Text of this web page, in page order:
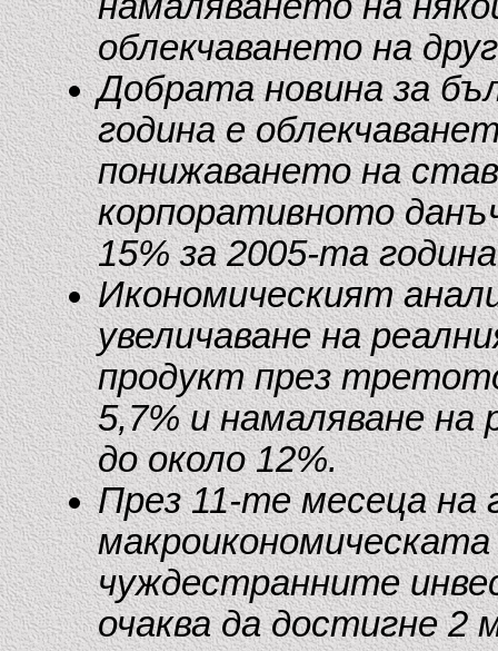
облекчаването на
Добрата новина за
година е
понижаването на
корпоративното
15% за 2005-та
Икономическият
увеличаване на
продукт през
5,7% и намаляване
до около 12%.
През 11-те месеца на
чуждестранните
очаква да достигне 2